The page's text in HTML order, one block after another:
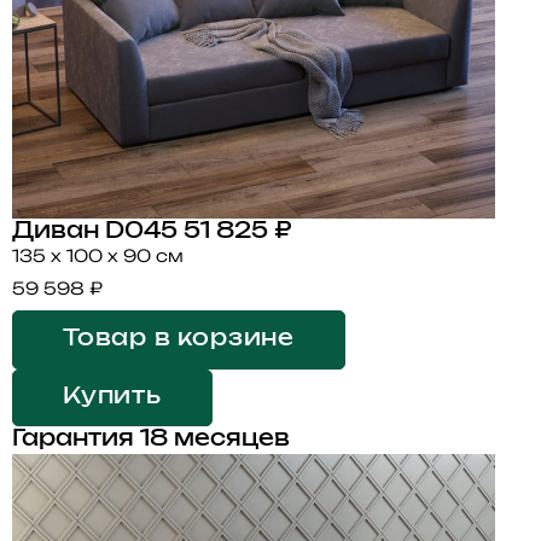
Диван D045 51 825 ₽
135 x 100 x 90 см
59 598 ₽
Товар в корзине
Купить
Гарантия 18 месяцев